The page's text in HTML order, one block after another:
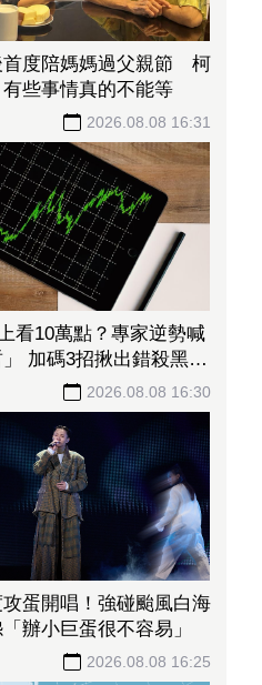
首度陪媽媽過父親節 柯
些事情真的不能等
2026.08.08 16:31
看10萬點？專家逆勢喊
」 加碼3招揪出錯殺黑馬
2026.08.08 16:30
蛋開唱！強碰颱風白海
辦小巨蛋很不容易」
2026.08.08 16:25